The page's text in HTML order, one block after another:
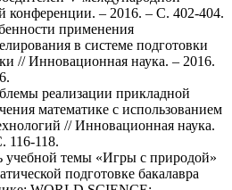
конференции. – 2016. – С. 402-404.
применения
в системе подготовки
// Инновационная наука. – 2016.
реализации прикладной
математике с использованием
// Инновационная наука.
116-118.
темы «Игры с природой»
подготовке бакалавра